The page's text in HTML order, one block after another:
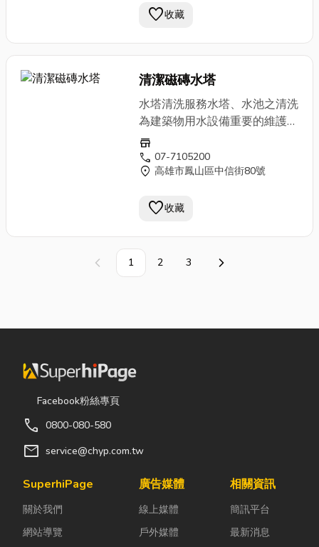
告完成。
洗淨機清洗，維持良好清洗效
殘水處理機抽除池底殘水。【步
溶液噴霧消毒，充分消毒後，再
徹底沖洗乾淨。【步驟6】水質
檢驗：完成沖洗及排水後，才開
淨後之水質檢驗。【步驟7】提
供清洗紀錄：提供用戶清洗照
告，清洗作業至此全部完成。
favorite收藏
清潔磁磚水塔
水塔清洗服務水塔、水池之清洗
為建築物用水設備重要的維護工
作，至少應每半年清洗一次，並
視水質情況彈性調整。清洗時應
徹底清除水池、水塔之沉澱物與
實施時必須注意停水時間、人員
方式肯潔的水塔清洗方式可分以
下步驟： 1.使用抽水機
除殘留於槽內之積水。2.利用高
洗淨後，再以高濃度之氯溶液
store
call 07-7105200
location_on 高雄市鳳山區中信街80號
favorite收藏
上一頁 1 2 3 下一頁
Facebook粉絲專頁
call 0800-080-580
mail service@chyp.com.tw
SuperhiPage
關於我們
網站導覽
廣告媒體
線上媒體
戶外媒體
相關資訊
簡訊平台
最新消息